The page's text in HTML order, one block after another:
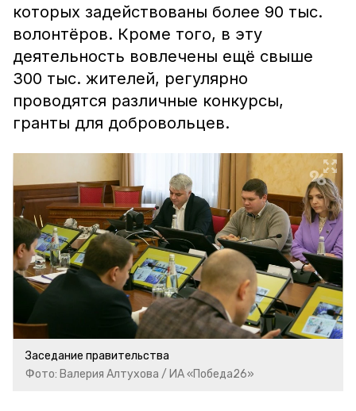
которых задействованы более 90 тыс.
волонтёров. Кроме того, в эту
деятельность вовлечены ещё свыше
300 тыс. жителей, регулярно
проводятся различные конкурсы,
гранты для добровольцев.
Заседание правительства
Фото: Валерия Алтухова / ИА «Победа26»